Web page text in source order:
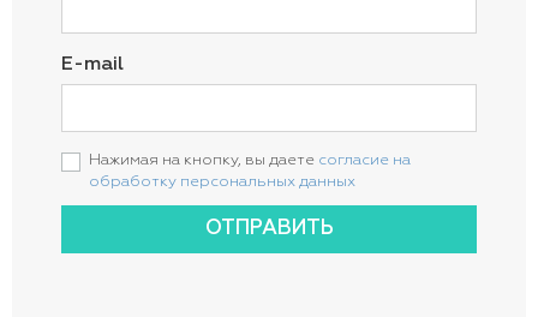
E-mail
Нажимая на кнопку, вы даете согласие на
обработку персональных данных
ОТПРАВИТЬ